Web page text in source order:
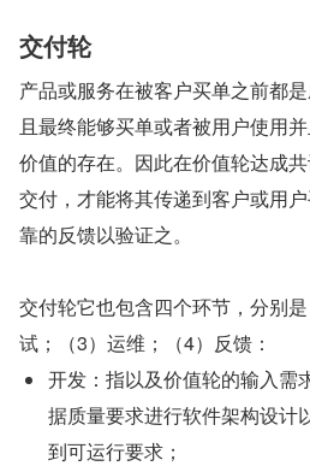
交付轮
产品或服务在被客户买单之前都
且最终能够买单或者被用户使用
价值的存在。因此在价值轮达成
交付，才能将其传递到客户或用
靠的反馈以验证之。
交付轮它也包含四个环节，分别
试；（3）运维；（4）反馈：
开发：指以及价值轮的输入需
据质量要求进行软件架构设计
到可运行要求；